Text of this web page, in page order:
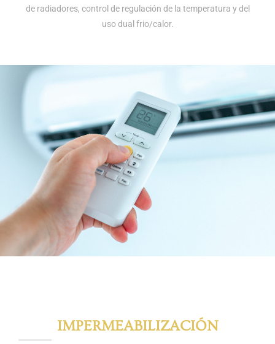
de radiadores, control de regulación de la temperatura y del
uso dual frio/calor.
IMPERMEABILIZACIÓN